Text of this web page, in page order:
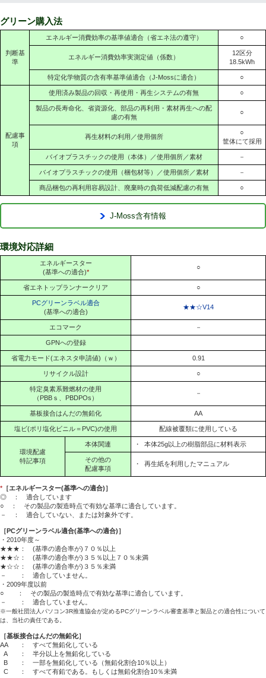
グリーン購入法
判断基
準
エネルギー消費効率の基準値適合（省エネ法の遵守） ○
エネルギー消費効率実測定値（係数）
12区分
18.5kWh
特定化学物質の含有率基準値適合（J-Mossに適合） ○
配慮事
項
使用済み製品の回収・再使用・再生システムの有無 ○
製品の長寿命化、省資源化、部品の再利用・素材再生への配
慮の有無
○
再生材料の利用／使用個所
○
筐体にて採用
バイオプラスチックの使用（本体）／使用個所／素材 －
バイオプラスチックの使用（梱包材等）／使用個所／素材 －
商品梱包の再利用容易設計、廃棄時の負荷低減配慮の有無 ○
J-Moss含有情報
環境対応詳細
エネルギースター
(基準への適合)*
○
省エネトップランナークリア ○
PCグリーンラベル適合
(基準への適合)
★★☆V14
エコマーク －
GPNへの登録
省電力モード(エネスタ申請値)（ｗ） 0.91
リサイクル設計 ○
特定臭素系難燃材の使用
（PBBｓ、PBDPOs）
－
基板接合はんだの無鉛化 AA
塩ビ(ポリ塩化ビニル＝PVC)の使用 配線被覆類に使用している
環境配慮
特記事項
本体関連 ・ 本体25g以上の樹脂部品に材料表示
その他の
配慮事項
・ 再生紙を利用したマニュアル
* ［エネルギースター(基準への適合)］
◎ ： 適合しています
○ ： その製品の製造時点で有効な基準に適合しています。
－ ： 適合していない、または対象外です。
［PCグリーンラベル適合(基準への適合)］
・2010年度～
★★★： (基準の適合率が)７０％以上
★★☆： (基準の適合率が)３５％以上７０％未満
★☆☆： (基準の適合率が)３５％未満
－ ： 適合していません。
・2009年度以前
○ ： その製品の製造時点で有効な基準に適合しています。
－ ： 適合していません。
※一般社団法人パソコン3R推進協会が定めるPCグリーンラベル審査基準と製品との適合性について
は、当社の責任である。
［基板接合はんだの無鉛化］
AA
： すべて無鉛化している
A
： 半分以上を無鉛化している
B
： 一部を無鉛化している（無鉛化割合10％以上）
C
： すべて有鉛である。もしくは無鉛化割合10％未満